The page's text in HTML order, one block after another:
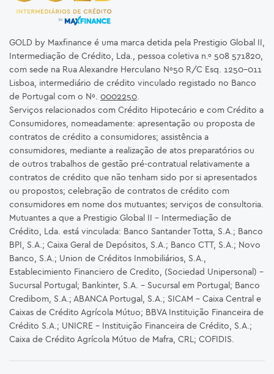
GOLD by Maxfinance é uma marca detida pela Prestigio Global II,
Intermediação de Crédito, Lda., pessoa coletiva n.º 508 571820,
com sede na Rua Alexandre Herculano Nº50 R/C Esq. 1250-011
Lisboa, intermediário de crédito vinculado registado no Banco
de Portugal com o Nº. 0002250.
Serviços relacionados com Crédito Hipotecário e com Crédito a
Consumidores, nomeadamente: apresentação ou proposta de
contratos de crédito a consumidores; assistência a
consumidores, mediante a realização de atos preparatórios ou
de outros trabalhos de gestão pré-contratual relativamente a
contratos de crédito que não tenham sido por si apresentados
ou propostos; celebração de contratos de crédito com
consumidores em nome dos mutuantes; serviços de consultoria.
Mutuantes a que a Prestigio Global II – Intermediação de
Crédito, Lda. está vinculada: Banco Santander Totta, S.A.; Banco
BPI, S.A.; Caixa Geral de Depósitos, S.A.; Banco CTT, S.A.; Novo
Banco, S.A.; Union de Créditos Inmobiliários, S.A.,
Establecimiento Financiero de Credito, (Sociedad Unipersonal) -
Sucursal Portugal; Bankinter, S.A. – Sucursal em Portugal; Banco
Credibom, S.A.; ABANCA Portugal, S.A.; SICAM - Caixa Central e
Caixas de Crédito Agrícola Mútuo; BBVA Instituição Financeira de
Crédito S.A.; UNICRE – Instituição Financeira de Crédito, S.A.;
Caixa de Crédito Agrícola Mútuo de Mafra, CRL; COFIDIS.